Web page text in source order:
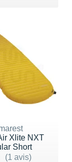
Xlite NXT
Short
(1 avis)
sur 5